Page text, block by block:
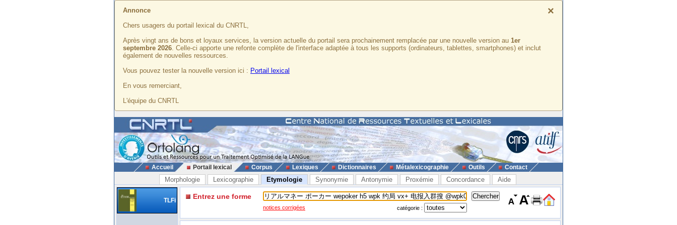
×
Annonce
Chers usagers du portail lexical du CNRTL,
Après vingt ans de bons et loyaux services, la version actuelle du portail sera prochainement remplacée par une nouvelle version au 1er
septembre 2026. Celle-ci apporte une refonte complète de l'interface adaptée à tous les supports (ordinateurs, tablettes, smartphones) et inclut
également de nouvelles ressources.
Vous pouvez tester la nouvelle version ici : Portail lexical
En vous remerciant,
L'équipe du CNRTL
Accueil Portail lexical Corpus Lexiques Dictionnaires Métalexicographie Outils Contact
Morphologie Lexicographie Etymologie Synonymie Antonymie Proxémie Concordance Aide
TLFi Entrez une forme
notices corrigées catégorie :